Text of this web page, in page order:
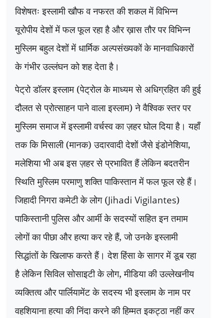
विशेषतः इस्लामी खौफ व नफरत की शकल में विभिन्न
यूरोपीय देशों में फल फूल रहा है और ख़ास तौर पर विभिन्न
मुस्लिम बहुल देशों में धार्मिक अल्पसंख्यकों के मानवाधिकारों
के गंभीर उल्लंघन को शह देता है।
पेट्रो डॉलर इस्लाम (पेट्रोल के माध्यम से अधिग्रहित की हुई
दौलत से प्रोत्साहन पाने वाला इस्लाम) ने वैश्विक स्तर पर
मुस्लिम समाज में इस्लामी वर्चस्व का ज़हर घोल दिया है। यहाँ
तक कि मिसाली (मानक) उदारवादी देशों जैसे इंडोनेशिया,
मलेशिया भी अब इस ज़हर से प्रभावित हैं लेकिन बदतरीन
स्थिति मुस्लिम परमाणु शक्ति पाकिस्तान में फल फूल रहे हैं।
जिहादी निगरा कमेटी के लोग (Jihadi Vigilantes)
पाकिस्तानी पुलिस और आर्मी के सदस्यों सहित इन तमाम
लोगों का पीछा और हत्या कर रहे हैं,जो उनके इस्लामी
सिद्धांतों के खिलाफ करते हैं। देश हिंसा के सागर में डूब रहा
है लेकिन सिविल सोसाइटी के लोग,मीडिया की उल्लेखनीय
व्यक्तित्व और पार्लियामेंट के सदस्य भी इस्लाम के नाम पर
वहशियाना हत्या की निंदा करने की हिम्मत इकट्ठा नहीं कर